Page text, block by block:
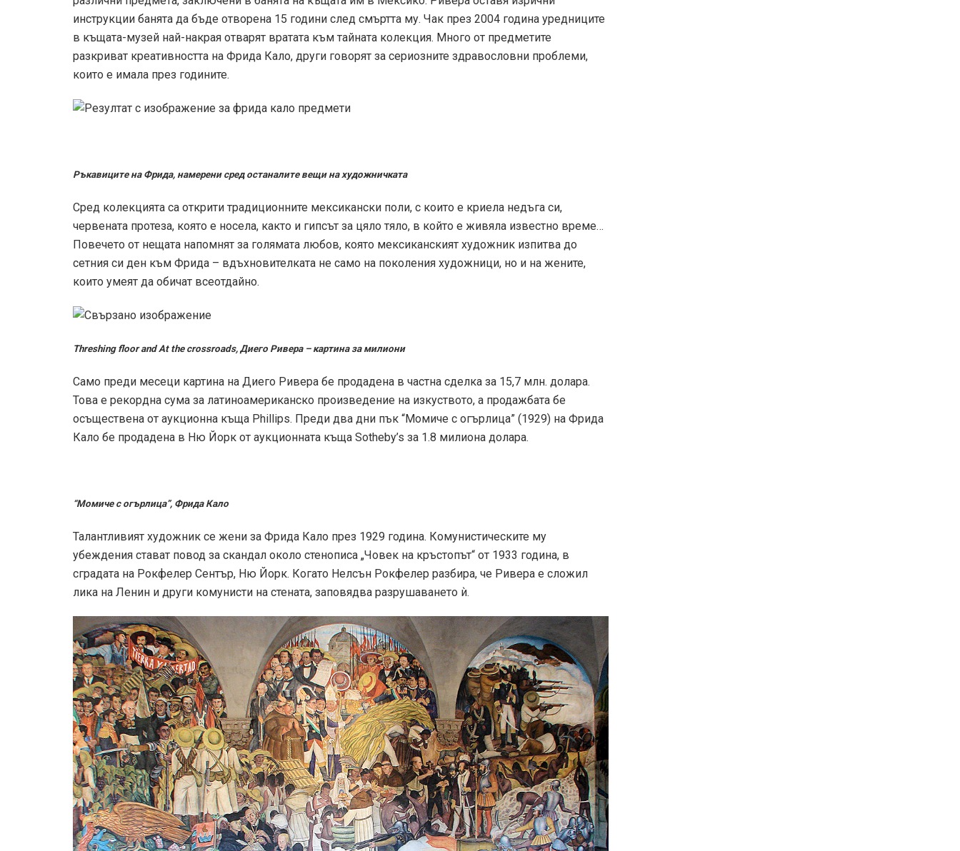
инструкции банята да бъде отворена 15 години след смъртта му. Чак през 2004 година уредниците
в къщата-музей най-накрая отварят вратата към тайната колекция. Много от предметите
разкриват креативността на Фрида Кало, други говорят за сериозните здравословни проблеми,
които е имала през годините.
Ръкавиците на Фрида, намерени сред останалите вещи на художничката
Сред колекцията са открити традиционните мексикански поли, с които е криела недъга си,
червената протеза, която е носела, както и гипсът за цяло тяло, в който е живяла известно време…
Повечето от нещата напомнят за голямата любов, която мексиканският художник изпитва до
сетния си ден към Фрида – вдъхновителката не само на поколения художници, но и на жените,
които умеят да обичат всеотдайно.
Threshing floor and At the crossroads, Диего Ривера – картина за милиони
Само преди месеци картина на Диего Ривера бе продадена в частна сделка за 15,7 млн. долара.
Това е рекордна сума за латиноамериканско произведение на изкуството, а продажбата бе
осъществена от аукционна къща Phillips. Преди два дни пък “Момиче с огърлица” (1929) на Фрида
Кало бе продадена в Ню Йорк от аукционната къща Sotheby’s за 1.8 милиона долара.
“Момиче с огърлица”, Фрида Кало
Талантливият художник се жени за Фрида Кало през 1929 година. Комунистическите му
убеждения стават повод за скандал около стенописа „Човек на кръстопът“ от 1933 година, в
сградата на Рокфелер Сентър, Ню Йорк. Когато Нелсън Рокфелер разбира, че Ривера е сложил
лика на Ленин и други комунисти на стената, заповядва разрушаването ѝ.